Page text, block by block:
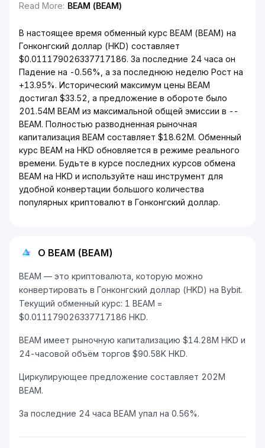
Read More: BEAM (BEAM)
В настоящее время обменный курс BEAM (BEAM) на
Гонконгский доллар (HKD) составляет
$0.011179026337717186. За последние 24 часа он
Падение на -0.56%, а за последнюю неделю Рост на
+13.95%. Исторический максимум цены BEAM
достигал $33.52, а предложение в обороте было
201.54M BEAM из максимальной общей эмиссии в --
BEAM. Полностью разводненная рыночная
капитализация BEAM составляет $18.62M. Обменный
курс BEAM на HKD обновляется в режиме реального
времени. Будьте в курсе последних курсов обмена
BEAM на HKD и используйте наш инструмент для
удобной конвертации большого количества
популярных криптовалют в Гонконгский доллар.
О BEAM (BEAM)
BEAM — это криптовалюта, которую можно
конвертировать в Гонконгский доллар (HKD) на Bybit.
Текущий обменный курс: 1 BEAM =
$0.011179026337717186 HKD.
BEAM имеет рыночную капитализацию $14.28M HKD и
24-часовой объём торгов $90.58K HKD.
Циркулирующее предложение составляет 202M
BEAM.
За последние 24 часа BEAM упал на 0.56%.